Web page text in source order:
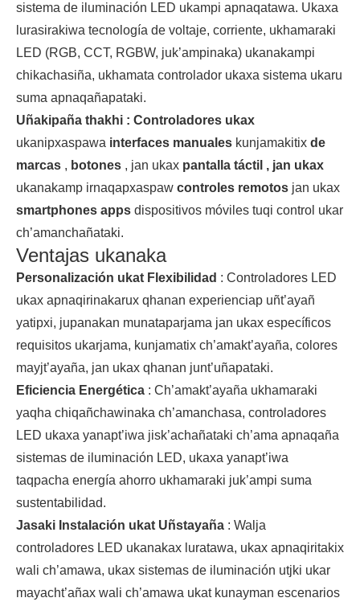
sistema de iluminación LED ukampi apnaqatawa. Ukaxa
lurasirakiwa tecnología de voltaje, corriente, ukhamaraki
LED (RGB, CCT, RGBW, juk’ampinaka) ukanakampi
chikachasiña, ukhamata controlador ukaxa sistema ukaru
suma apnaqañapataki.
Uñakipaña thakhi : Controladores ukax
ukanipxaspawa interfaces manuales kunjamakitix de
marcas , botones , jan ukax pantalla táctil , jan ukax
ukanakamp irnaqapxaspaw controles remotos jan ukax
smartphones apps dispositivos móviles tuqi control ukar
ch’amanchañataki.
Ventajas ukanaka
Personalización ukat Flexibilidad : Controladores LED
ukax apnaqirinakarux qhanan experienciap uñt’ayañ
yatipxi, jupanakan munataparjama jan ukax específicos
requisitos ukarjama, kunjamatix ch’amakt’ayaña, colores
mayjt’ayaña, jan ukax qhanan junt’uñapataki.
Eficiencia Energética : Ch’amakt’ayaña ukhamaraki
yaqha chiqañchawinaka ch’amanchasa, controladores
LED ukaxa yanapt’iwa jisk’achañataki ch’ama apnaqaña
sistemas de iluminación LED, ukaxa yanapt’iwa
taqpacha energía ahorro ukhamaraki juk’ampi suma
sustentabilidad.
Jasaki Instalación ukat Uñstayaña : Walja
controladores LED ukanakax luratawa, ukax apnaqiritakix
wali ch’amawa, ukax sistemas de iluminación utjki ukar
mayacht’añax wali ch’amawa ukat kunayman escenarios